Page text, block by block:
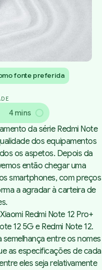
fonte preferida
4 mins
da série Redmi Note
dos equipamentos
os aspetos. Depois da
então chegar uma
smartphones, com preços
a agradar à carteira de
Redmi Note 12 Pro+
12 5G e Redmi Note 12.
semelhança entre os nomes
as especificações de cada
eles seja relativamente